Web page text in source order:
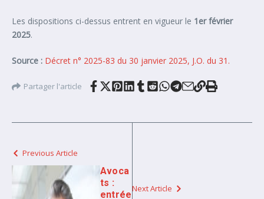
Les dispositions ci-dessus entrent en vigueur le 1er février
2025.
Source : Décret n° 2025-83 du 30 janvier 2025, J.O. du 31.
Partager l'article
Previous Article
Avoca
ts :
entrée
Next Article